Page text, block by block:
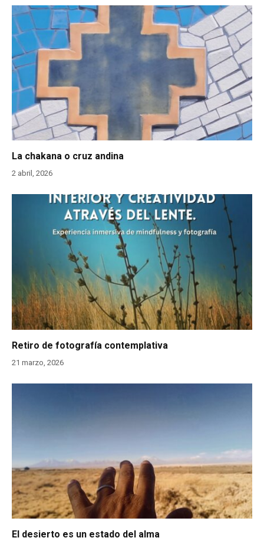
La chakana o cruz andina
2 abril, 2026
Retiro de fotografía contemplativa
21 marzo, 2026
El desierto es un estado del alma